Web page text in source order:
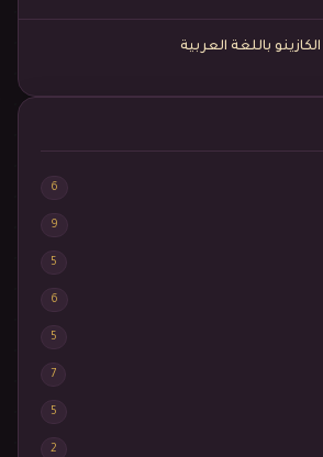
باللغة العربية
6
9
5
6
5
7
5
2